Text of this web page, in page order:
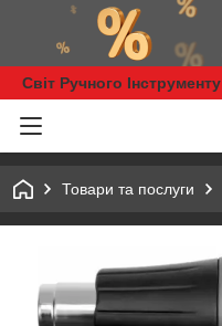
Світ Ручного Інструменту
Товари та послуги